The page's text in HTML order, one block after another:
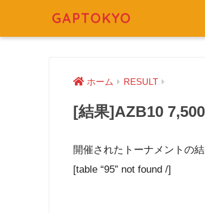
GAPTOKYO
ホーム RESULT
[結果]AZB10
開催されたトーナメントの
[table “95” not found /]